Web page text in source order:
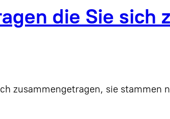
die Sie
zusammengetragen, sie